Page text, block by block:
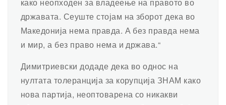
државата. Сеуште стојам на зборот дека во
Македонија нема правда. А без правда нема
и мир, а без право нема и држава.“
Димитриевски додаде дека во однос на
нултата толеранција за корупција ЗНАМ како
нова партија, неоптоварена со никакви